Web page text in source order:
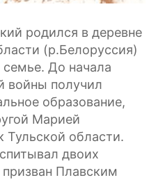
родился в деревне
(р.Белоруссия)
семье. До начала
войны получил
образование,
Марией
Тульской области.
двоих
Плавским